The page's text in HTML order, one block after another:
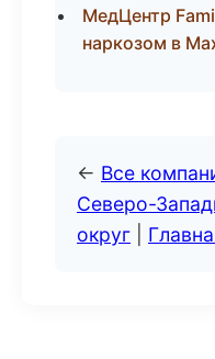
МедЦентр
наркозом в
← Все
Северо-
округ